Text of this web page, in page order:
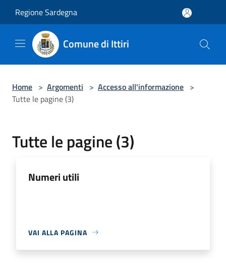
Regione Sardegna
Comune di Ittiri
Home > Argomenti > Accesso all'informazione >
Tutte le pagine (3)
Tutte le pagine (3)
Numeri utili
VAI ALLA PAGINA